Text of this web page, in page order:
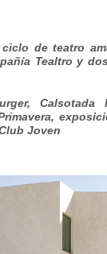
de teatro
Tealtro y
Calsotada
Joven